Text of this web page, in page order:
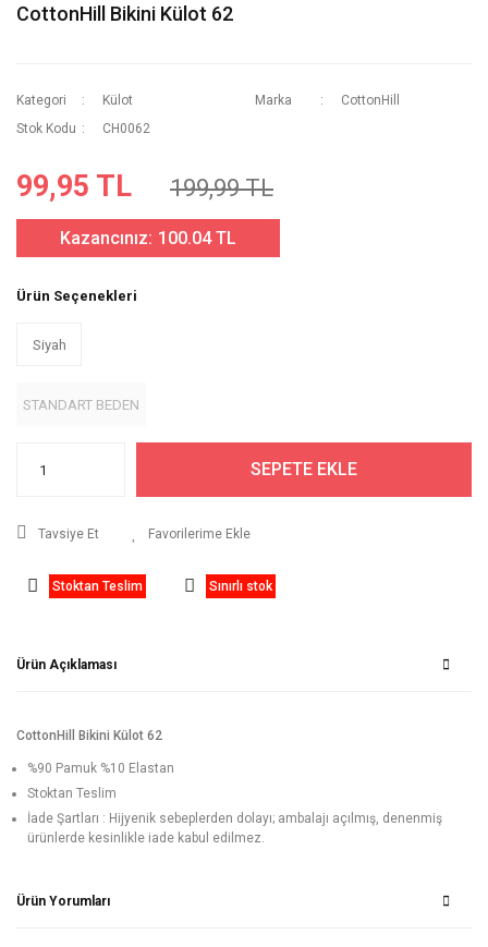
CottonHill Bikini Külot 62
Kategori Külot Marka
CottonHill
Stok Kodu
CH0062
99,95 TL 199,99 TL
Kazancınız: 100.04 TL
Ürün Seçenekleri
Siyah
STANDART BEDEN
SEPETE EKLE
Tavsiye Et
Stoktan Teslim Sınırlı stok
Ürün Açıklaması
CottonHill Bikini Külot 62
%90 Pamuk %10 Elastan
Stoktan Teslim
İade Şartları : Hijyenik sebeplerden dolayı; ambalajı açılmış, denenmiş
ürünlerde kesinlikle iade kabul edilmez.
Ürün Yorumları